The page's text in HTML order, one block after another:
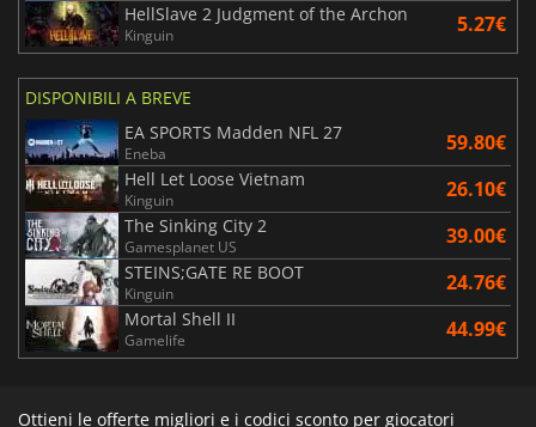
HellSlave 2 Judgment of the Archon
Kinguin 5.27€
DISPONIBILI A BREVE
EA SPORTS Madden NFL 27
Eneba 59.80€
Hell Let Loose Vietnam
Kinguin 26.10€
The Sinking City 2
Gamesplanet US 39.00€
STEINS;GATE RE BOOT
Kinguin 24.76€
Mortal Shell II
Gamelife 44.99€
Ottieni le offerte migliori e i codici sconto per giocatori